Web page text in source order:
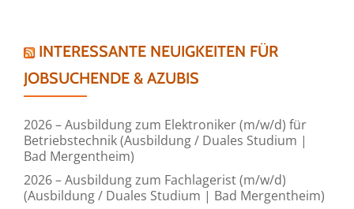
INTERESSANTE NEUIGKEITEN FÜR
JOBSUCHENDE & AZUBIS
2026 – Ausbildung zum Elektroniker (m/w/d) für
Betriebstechnik (Ausbildung / Duales Studium |
Bad Mergentheim)
2026 – Ausbildung zum Fachlagerist (m/w/d)
(Ausbildung / Duales Studium | Bad Mergentheim)